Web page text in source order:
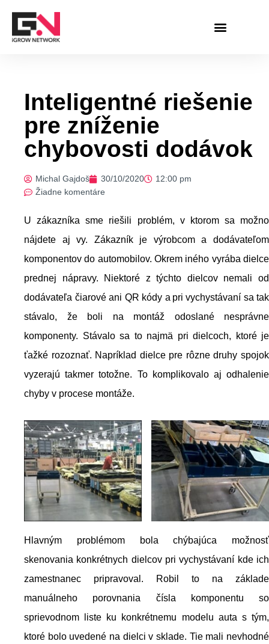
obsah
Inteligentné riešenie
pre zníženie
chybovosti dodávok
Michal Gajdoš 30/10/2020
12:00 pm
Žiadne komentáre
U zákazníka sme riešili problém, v ktorom sa možno
nájdete aj vy. Zákazník je výrobcom a dodávateľom
komponentov do automobilov. Okrem iného vyrába dielce
prednej nápravy. Niektoré z týchto dielcov nemali od
dodávateľa čiarové ani QR kódy a pri vychystávaní sa tak
stávalo, že boli na montáž odoslané nesprávne
komponenty. Stávalo sa to najmä pri dielcoch, ktoré je
ťažké rozoznať. Napríklad dielce pre rôzne druhy spojok
vyzerajú takmer totožne. To komplikovalo aj odhalenie
chyby v procese montáže.
Hlavným problémom bola chýbajúca možnosť
skenovania konkrétnych dielcov pri vychystávaní kde ich
zamestnanec pripravoval. Robil to na základe
manuálneho porovnania čísla komponentu so
sprievodnom liste ku konkrétnemu modelu auta s tým,
ktoré bolo uvedené na dielci v sklade. Tie mali nevhodné